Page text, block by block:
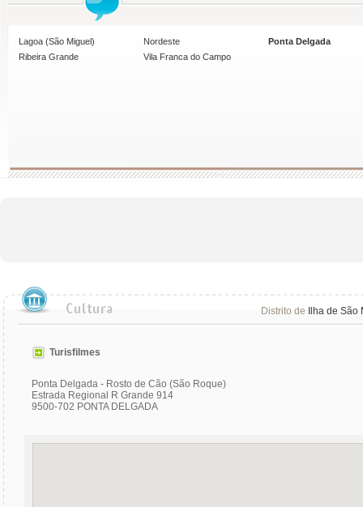
Lagoa (São Miguel) Nordeste
Ponta Delgada
Ribeira Grande
Vila Franca do Campo
Distrito de Ilha de São
Turisfilmes
Ponta Delgada - Rosto de Cão (São Roque)
Estrada Regional R Grande 914
9500-702 PONTA DELGADA